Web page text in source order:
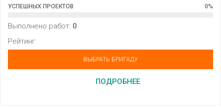
УСПЕШНЫХ ПРОЕКТОВ 0%
Выполнено работ: 0
Рейтинг:
ВЫБРАТЬ БРИГАДУ
ПОДРОБНЕЕ